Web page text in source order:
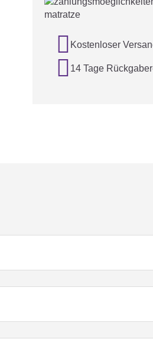
 Kostenloser
 14 Tage